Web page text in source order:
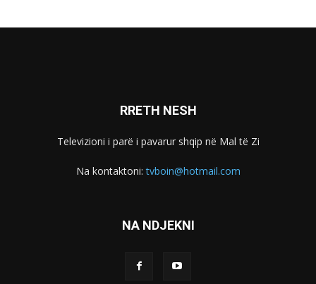
RRETH NESH
Televizioni i parë i pavarur shqip në Mal të Zi
Na kontaktoni:tvboin@hotmail.com
NA NDJEKNI